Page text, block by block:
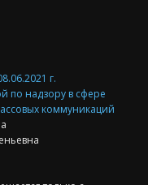
г.
по надзору в сфере
коммуникаций